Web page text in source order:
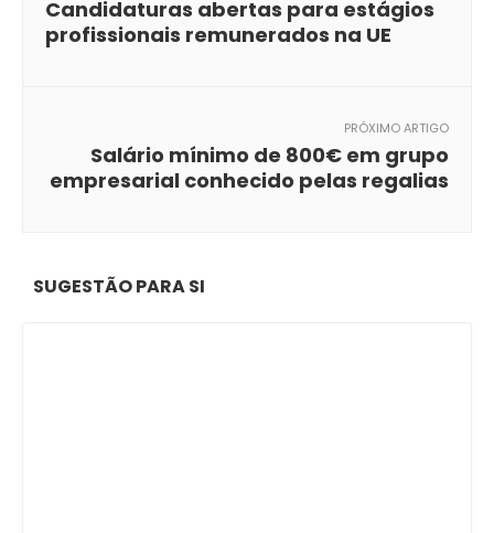
Candidaturas abertas para estágios
profissionais remunerados na UE
PRÓXIMO ARTIGO
Salário mínimo de 800€ em grupo
empresarial conhecido pelas regalias
SUGESTÃO PARA SI